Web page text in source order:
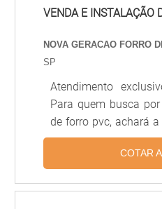
VENDA E INSTALAÇÃO
NOVA GERACAO FORRO
SP
Atendimento
Para quem busca
de forro pvc, achará a
do mercado.
empresa mais
justo em um só
COTAR